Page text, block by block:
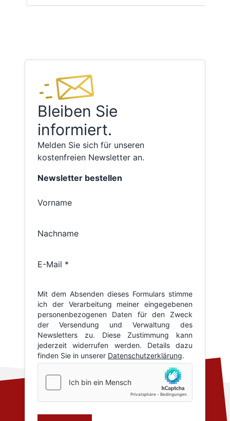
Bleiben Sie
informiert.
Melden Sie sich für unseren
kostenfreien Newsletter an.